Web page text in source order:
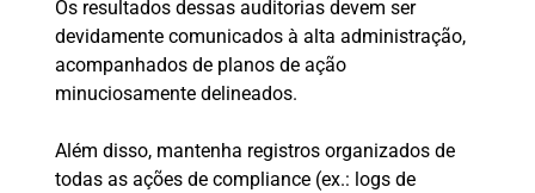
Os resultados dessas auditorias devem ser
devidamente comunicados à alta administração,
acompanhados de planos de ação
minuciosamente delineados.
Além disso, mantenha registros organizados de
todas as ações de compliance (ex.: logs de